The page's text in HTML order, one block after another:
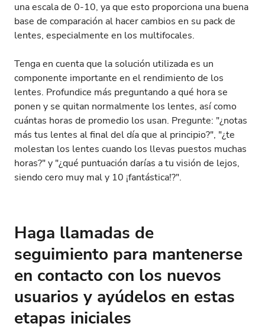
una escala de 0-10, ya que esto proporciona una buena
base de comparación al hacer cambios en su pack de
lentes, especialmente en los multifocales.
Tenga en cuenta que la solución utilizada es un
componente importante en el rendimiento de los
lentes. Profundice más preguntando a qué hora se
ponen y se quitan normalmente los lentes, así como
cuántas horas de promedio los usan. Pregunte: "¿notas
más tus lentes al final del día que al principio?", "¿te
molestan los lentes cuando los llevas puestos muchas
horas?" y "¿qué puntuación darías a tu visión de lejos,
siendo cero muy mal y 10 ¡fantástica!?".
Haga llamadas de
seguimiento para mantenerse
en contacto con los nuevos
usuarios y ayúdelos en estas
etapas iniciales